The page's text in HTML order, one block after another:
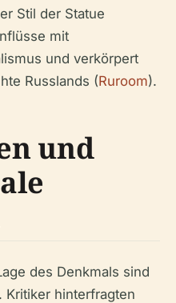
Stil der Statue
mit
und verkörpert
Russlands (Ruroom).
und
des Denkmals sind
Kritiker hinterfragten